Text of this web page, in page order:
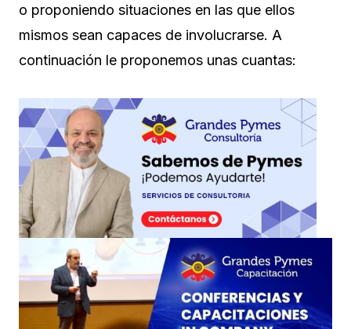
o proponiendo situaciones en las que ellos
mismos sean capaces de involucrarse. A
continuación le proponemos unas cuantas: